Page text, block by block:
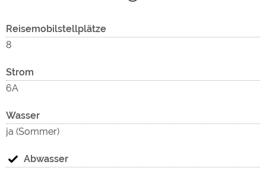
Reisemobilstellplätze
8
Strom
6A
Wasser
ja (Sommer)
Abwasser